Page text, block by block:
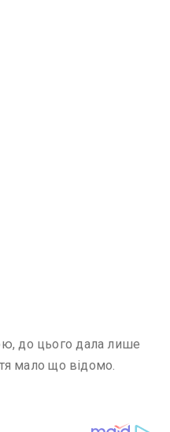
до цього дала лише
мало що відомо.